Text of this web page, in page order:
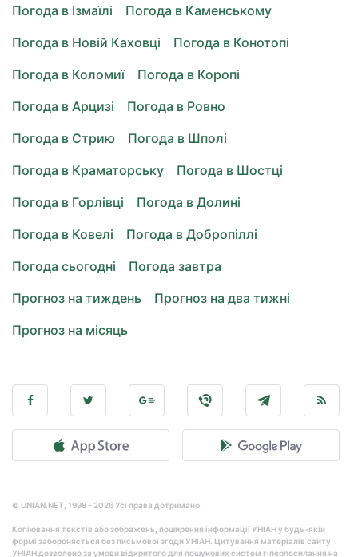
Погода в Ізмаїлі
Погода в Каменському
Погода в Новій Каховці
Погода в Конотопі
Погода в Коломиї
Погода в Коропі
Погода в Арцизі
Погода в Ровно
Погода в Стрию
Погода в Шполі
Погода в Краматорську
Погода в Шостці
Погода в Горлівці
Погода в Долині
Погода в Ковелі
Погода в Добропіллі
Погода сьогодні
Погода завтра
Прогноз на тиждень
Прогноз на два тижні
Прогноз на місяць
© UNIAN.NET, 1998 - 2026 Усі права дотримано.
Копіювання текстів або зображень, поширення інформації УНІАН у будь-якій
формі забороняється без письмової згоди УНІАН. Цитування матеріалів сайту
УНІАН дозволено за умови відкритого для пошукових систем гіперпосилання на